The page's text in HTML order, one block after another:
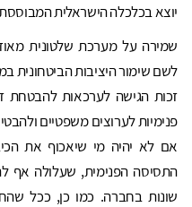
יוצא בכלכלה הישראלית
שמירה על מערכת שלטונית
לשם שימור היציבות הביטחונית
זכות הגישה לערכאות להבטחת
פנימיות לערוצים משפטיים
אם לא יהיה מי שיאכוף את
התסיסה הפנימית, שעלולה אף
שונות בחברה. כמו כן, ככל